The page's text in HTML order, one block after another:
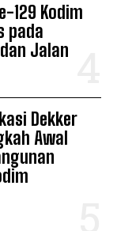
129 Kodim
pada
Jalan
Dekker
Awal